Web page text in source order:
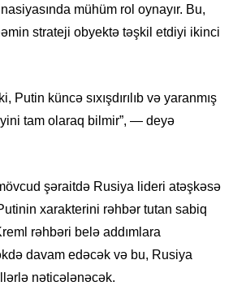
mühüm rol oynayır. Bu,
strateji obyektə təşkil etdiyi ikinci
Putin küncə sıxışdırılıb və yaranmış
tam olaraq bilmir”, — deyə
şəraitdə Rusiya lideri atəşkəsə
xarakterini rəhbər tutan sabiq
rəhbəri belə addımlara
davam edəcək və bu, Rusiya
nəticələnəcək.